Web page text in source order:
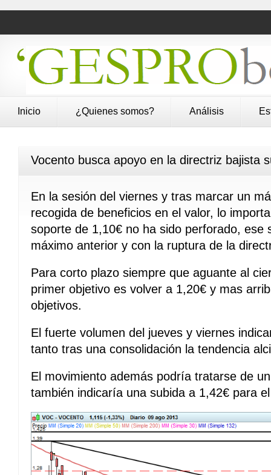
Inicio ¿Quienes somos? Análisis
Vocento busca apoyo en la directriz bajista
En la sesión del viernes y tras marcar un
recogida de beneficios en el valor, lo
soporte de 1,10€ no ha sido perforado, ese
máximo anterior y con la ruptura de la
Para corto plazo siempre que aguante al
primer objetivo es volver a 1,20€ y mas
objetivos.
El fuerte volumen del jueves y viernes
tanto tras una consolidación la tendencia
El movimiento además podría tratarse de
también indicaría una subida a 1,42€ para